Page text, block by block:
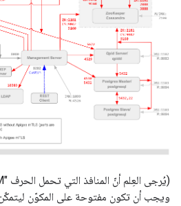
ويجب أن تكون مفتوحة على المكوّن